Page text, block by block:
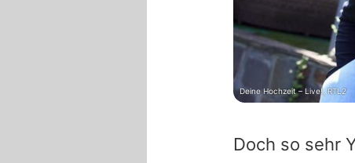
Doch so sehr
Deine Hochzeit – Live!, RTL2